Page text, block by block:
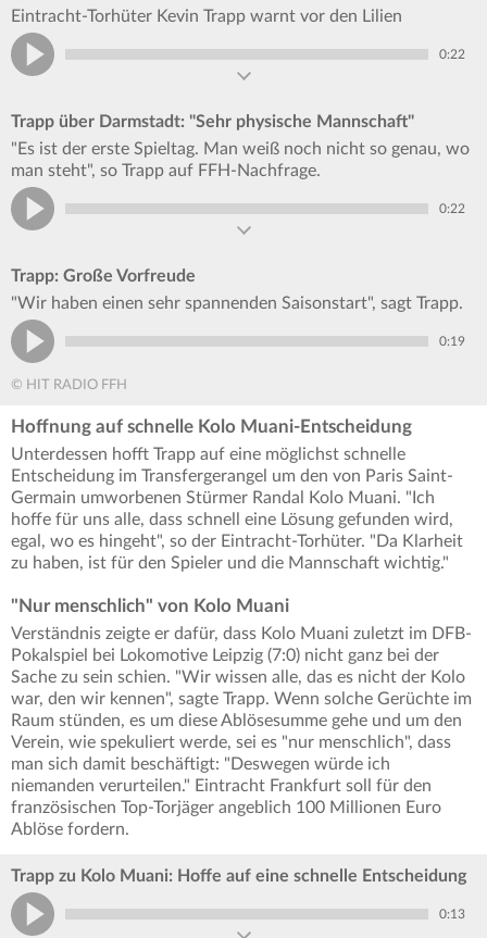
Eintracht-Torhüter Kevin Trapp warnt vor den Lilien
0:22
Trapp über Darmstadt: "Sehr physische Mannschaft"
"Es ist der erste Spieltag. Man weiß noch nicht so genau, wo
man steht", so Trapp auf FFH-Nachfrage.
0:22
Trapp: Große Vorfreude
"Wir haben einen sehr spannenden Saisonstart", sagt Trapp.
0:19
© HIT RADIO FFH
Hoffnung auf schnelle Kolo Muani-Entscheidung
Unterdessen hofft Trapp auf eine möglichst schnelle
Entscheidung im Transfergerangel um den von Paris Saint-
Germain umworbenen Stürmer Randal Kolo Muani. "Ich
hoffe für uns alle, dass schnell eine Lösung gefunden wird,
egal, wo es hingeht", so der Eintracht-Torhüter. "Da Klarheit
zu haben, ist für den Spieler und die Mannschaft wichtig."
"Nur menschlich" von Kolo Muani
Verständnis zeigte er dafür, dass Kolo Muani zuletzt im DFB-
Pokalspiel bei Lokomotive Leipzig (7:0) nicht ganz bei der
Sache zu sein schien. "Wir wissen alle, das es nicht der Kolo
war, den wir kennen", sagte Trapp. Wenn solche Gerüchte im
Raum stünden, es um diese Ablösesumme gehe und um den
Verein, wie spekuliert werde, sei es "nur menschlich", dass
man sich damit beschäftigt: "Deswegen würde ich
niemanden verurteilen." Eintracht Frankfurt soll für den
französischen Top-Torjäger angeblich 100 Millionen Euro
Ablöse fordern.
Trapp zu Kolo Muani: Hoffe auf eine schnelle Entscheidung
0:13